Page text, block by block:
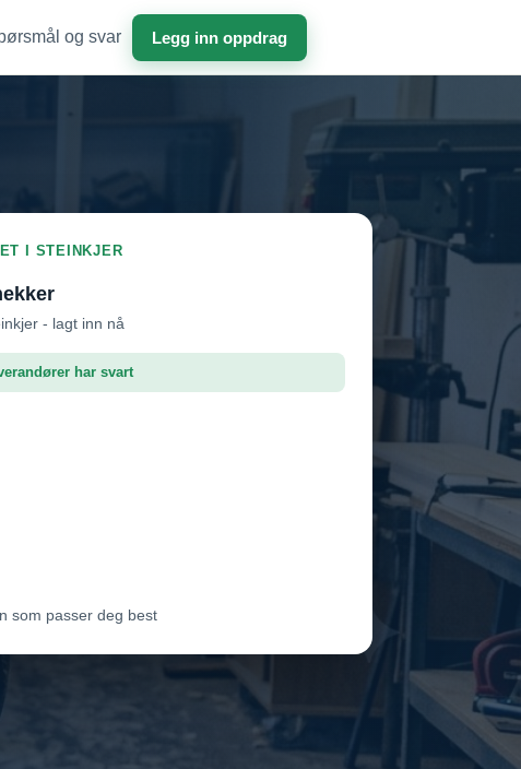
og svar Legg inn oppdrag
I STEINKJER
- lagt inn nå
har svart
som passer deg best